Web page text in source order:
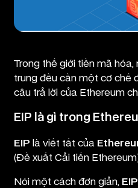
Trong thế giới tiền mã
trung đều cần một cơ chế
câu trả lời của Ethereum
EIP là gì trong
EIP là viết tắt của
(Đề xuất Cải tiến
Nói một cách đơn giản, EIP